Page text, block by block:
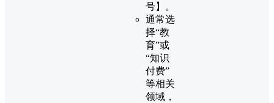
号】。
通常选
择“教
育”或
“知识
付费”
等相关
领域，